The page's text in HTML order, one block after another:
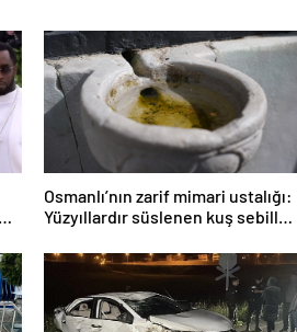
Osmanlı’nın zarif mimari ustalığı:
Yüzyıllardır süslenen kuş sebilleri